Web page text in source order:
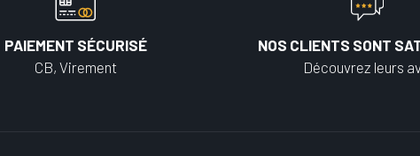
PAIEMENT SÉCURISÉ
CB, Virement
NOS CLIENTS SONT
Découvrez leurs